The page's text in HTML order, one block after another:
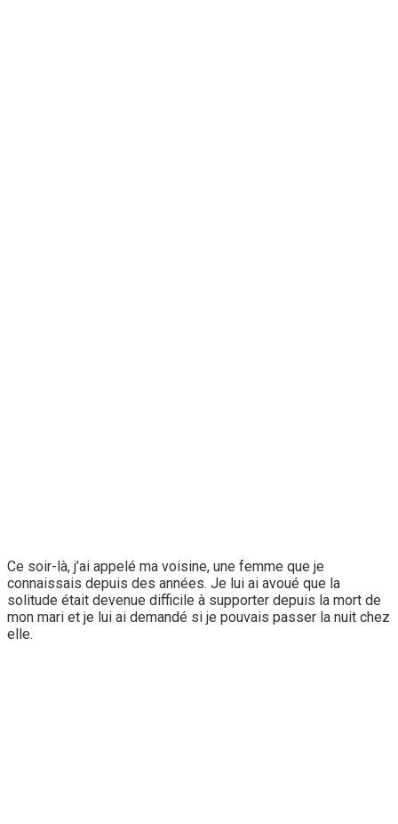
Ce soir-là, j’ai appelé ma voisine, une femme que je
connaissais depuis des années. Je lui ai avoué que la
solitude était devenue difficile à supporter depuis la mort de
mon mari et je lui ai demandé si je pouvais passer la nuit chez
elle.